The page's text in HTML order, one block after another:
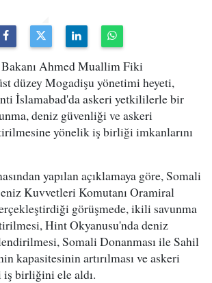
Ahmed Muallim Fiki
düzey Mogadişu yönetimi heyeti,
İslamabad'da askeri yetkililerle bir
deniz güvenliği ve askeri
yönelik iş birliği imkanlarını
yapılan açıklamaya göre, Somali
Kuvvetleri Komutanı Oramiral
görüşmede, ikili savunma
Hint Okyanusu'nda deniz
Somali Donanması ile Sahil
kapasitesinin artırılması ve askeri
iş birliğini ele aldı.